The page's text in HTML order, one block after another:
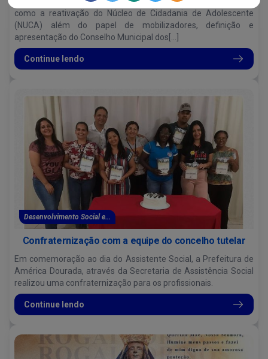
como a reativação do Núcleo de Cidadania de Adolescente
(NUCA) além do papel de mobilizadores, definição e
apresentação do Conselho Municipal dos[...]
Continue lendo
Desenvolvimento Social e...
Confraternização com a equipe do concelho tutelar
Em comemoração ao dia do Assistente Social, a Prefeitura de
América Dourada, através da Secretaria de Assistência Social
realizou uma confraternização para os profissionais.
Continue lendo